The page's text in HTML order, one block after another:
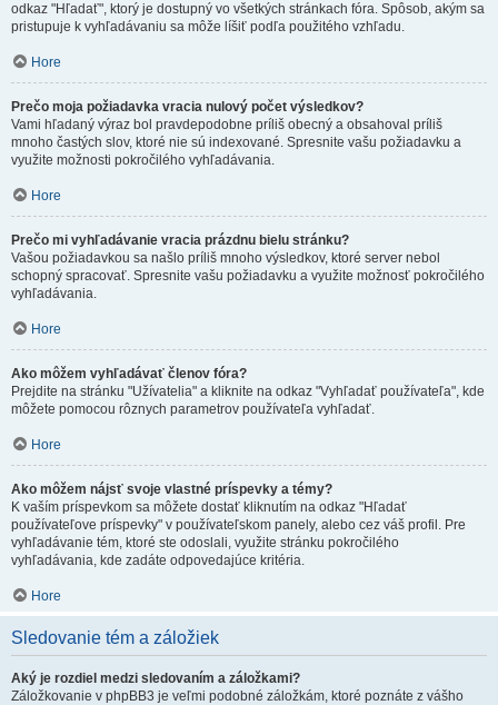
odkaz "Hľadať", ktorý je dostupný vo všetkých stránkach fóra. Spôsob, akým sa
pristupuje k vyhľadávaniu sa môže líšiť podľa použitého vzhľadu.
Hore
Prečo moja požiadavka vracia nulový počet výsledkov?
Vami hľadaný výraz bol pravdepodobne príliš obecný a obsahoval príliš
mnoho častých slov, ktoré nie sú indexované. Spresnite vašu požiadavku a
využite možnosti pokročilého vyhľadávania.
Hore
Prečo mi vyhľadávanie vracia prázdnu bielu stránku?
Vašou požiadavkou sa našlo príliš mnoho výsledkov, ktoré server nebol
schopný spracovať. Spresnite vašu požiadavku a využite možnosť pokročilého
vyhľadávania.
Hore
Ako môžem vyhľadávať členov fóra?
Prejdite na stránku "Užívatelia" a kliknite na odkaz "Vyhľadať používateľa", kde
môžete pomocou rôznych parametrov používateľa vyhľadať.
Hore
Ako môžem nájsť svoje vlastné príspevky a témy?
K vaším príspevkom sa môžete dostať kliknutím na odkaz "Hľadať
používateľove príspevky" v používateľskom panely, alebo cez váš profil. Pre
vyhľadávanie tém, ktoré ste odoslali, využite stránku pokročilého
vyhľadávania, kde zadáte odpovedajúce kritéria.
Hore
Sledovanie tém a záložiek
Aký je rozdiel medzi sledovaním a záložkami?
Záložkovanie v phpBB3 je veľmi podobné záložkám, ktoré poznáte z vášho